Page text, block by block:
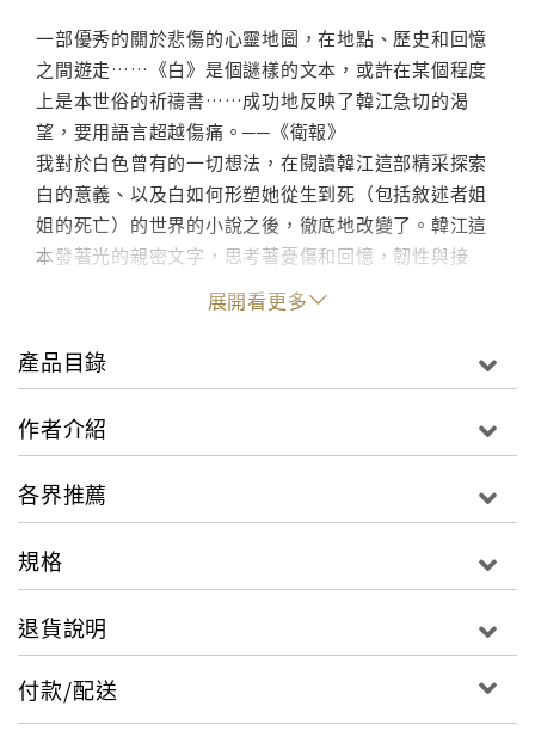
一部優秀的關於悲傷的心靈地圖，在地點、歷史和回憶
之間遊走……《白》是個謎樣的文本，或許在某個程度
上是本世俗的祈禱書……成功地反映了韓江急切的渴
望，要用語言超越傷痛。──《衛報》
我對於白色曾有的一切想法，在閱讀韓江這部精采探索
白的意義、以及白如何形塑她從生到死（包括敘述者姐
姐的死亡）的世界的小說之後，徹底地改變了。韓江這
本發著光的親密文字，思考著憂傷和回憶，韌性與接
受，是讓人難忘的作品。──NYLON雜誌
悄悄地掌握了對生命、死亡的反思，以及逝者對生者的
存在衝擊。──愛爾蘭小說家艾米爾．麥克布萊德
（Eimear McBride）
白是嬰兒的臉，是還沒蒸過的半月糕，美得彷彿不存在
白是遇害的幽靈將身軀投進白色燭芯的火焰。
白是老家夜晚一同傾瀉而下、映入眼簾的數千顆星星。
白是沉默凝結成最小且堅硬的物品。
白是舊的痛苦尚未完全癒合，新的痛苦尚未完全裂開。
無法化為完全的光或完全的黑暗的一天天。
65篇對白色的冥想，65種關於白色的記憶。
展開看更多
產品目錄
作者介紹
各界推薦
規格
退貨說明
付款/配送